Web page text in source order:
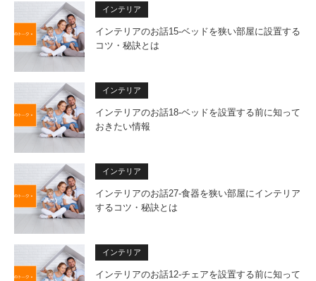
インテリア
インテリアのお話15-ベッドを狭い部屋に設置する
コツ・秘訣とは
インテリア
インテリアのお話18-ベッドを設置する前に知って
おきたい情報
インテリア
インテリアのお話27-食器を狭い部屋にインテリア
するコツ・秘訣とは
インテリア
インテリアのお話12-チェアを設置する前に知って